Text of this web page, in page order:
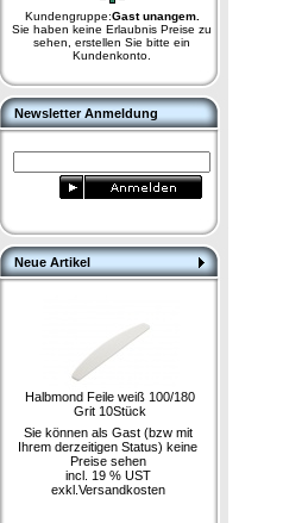
Kundengruppe:Gast unangem.
Sie haben keine Erlaubnis Preise zu
sehen, erstellen Sie bitte ein
Kundenkonto.
Newsletter Anmeldung
Neue Artikel
Halbmond Feile weiß 100/180
Grit 10Stück
Sie können als Gast (bzw mit
Ihrem derzeitigen Status) keine
Preise sehen
incl. 19 % UST
exkl. Versandkosten